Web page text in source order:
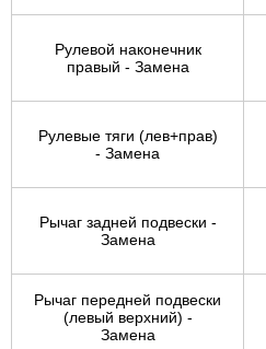
Рулевой наконечник
правый - Замена
Рулевые тяги (лев+прав)
- Замена
Рычаг задней подвески -
Замена
Рычаг передней подвески
(левый верхний) -
Замена